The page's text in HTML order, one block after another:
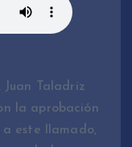
Juan Taladriz
la aprobación
este llamado,